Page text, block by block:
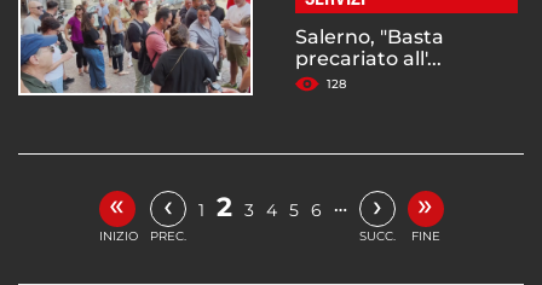
Salerno, "Basta
precariato all'...
128
«
INIZIO
‹
PREC.
1 2 3 4 5 6 … ›
SUCC.
»
FINE